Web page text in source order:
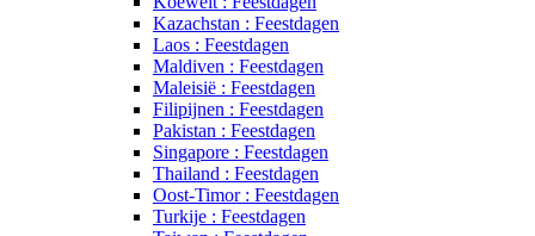
Kazachstan : Feestdagen
Laos : Feestdagen
Maldiven : Feestdagen
Maleisië : Feestdagen
Filipijnen : Feestdagen
Pakistan : Feestdagen
Singapore : Feestdagen
Thailand : Feestdagen
Oost-Timor : Feestdagen
Turkije : Feestdagen